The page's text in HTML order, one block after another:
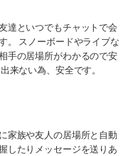
達といつでもチャットで会
。 スノーボードやライブな
手の居場所がわかるので安
来ない為、安全です。
家族や友人の居場所と自動
したりメッセージを送りあ